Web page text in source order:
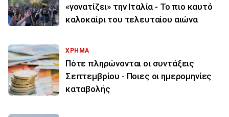
«γονατίζει» την Ιταλία - Το πιο καυτό
καλοκαίρι του τελευταίου αιώνα
ΧΡΗΜΑ
Πότε πληρώνονται οι συντάξεις
Σεπτεμβρίου - Ποιες οι ημερομηνίες
καταβολής